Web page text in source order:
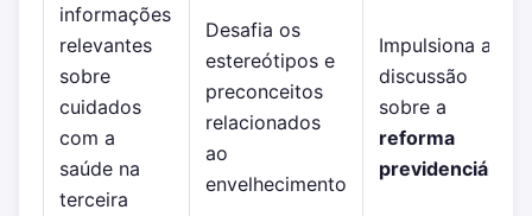
informações
relevantes
sobre
cuidados
com a
saúde na
terceira
Desafia os
estereótipos e
preconceitos
relacionados
ao
envelhecimento
Impulsiona a
discussão
sobre a
reforma
previdenciária